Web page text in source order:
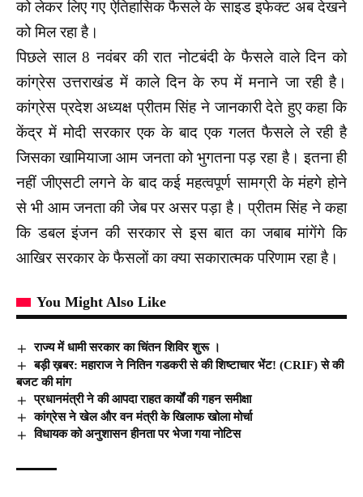
को लेकर लिए गए ऐतिहासिक फैसले के साइड इफेक्ट अब देखने
को मिल रहा है।
पिछले साल 8 नवंबर की रात नोटबंदी के फैसले वाले दिन को
कांग्रेस उत्तराखंड में काले दिन के रुप में मनाने जा रही है।
कांग्रेस प्रदेश अध्यक्ष प्रीतम सिंह ने जानकारी देते हुए कहा कि
केंद्र में मोदी सरकार एक के बाद एक गलत फैसले ले रही है
जिसका खामियाजा आम जनता को भुगतना पड़ रहा है। इतना ही
नहीं जीएसटी लगने के बाद कई महत्वपूर्ण सामग्री के मंहगे होने
से भी आम जनता की जेब पर असर पड़ा है। प्रीतम सिंह ने कहा
कि डबल इंजन की सरकार से इस बात का जबाब मांगेंगे कि
आखिर सरकार के फैसलों का क्या सकारात्मक परिणाम रहा है।
You Might Also Like
राज्य में धामी सरकार का चिंतन शिविर शुरू ।
बड़ी ख़बर: महाराज ने नितिन गडकरी से की शिष्टाचार भेंट! (CRIF) से की
बजट की मांग
प्रधानमंत्री ने की आपदा राहत कार्यों की गहन समीक्षा
कांग्रेस ने खेल और वन मंत्री के खिलाफ खोला मोर्चा
विधायक को अनुशासन हीनता पर भेजा गया नोटिस